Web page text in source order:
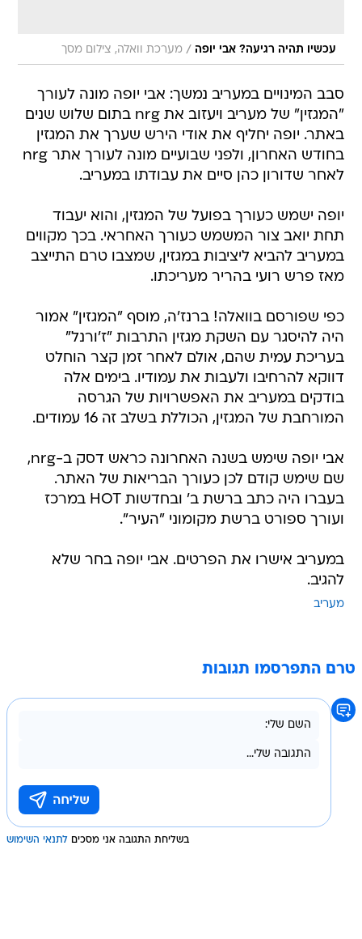
עכשיו תהיה רגיעה? אבי יופה / מערכת וואלה, צילום מסך
סבב המינויים במעריב נמשך: אבי יופה מונה לעורך
"המגזין" של מעריב ויעזוב את nrg בתום שלוש שנים
באתר. יופה יחליף את אודי הירש שערך את המגזין
בחודש האחרון, ולפני שבועיים מונה לעורך אתר nrg
לאחר שדורון כהן סיים את עבודתו במעריב.
יופה ישמש כעורך בפועל של המגזין, והוא יעבוד
תחת יואב צור המשמש כעורך האחראי. בכך מקווים
במעריב להביא ליציבות במגזין, שמצבו טרם התייצב
מאז פרש רועי בהריר מעריכתו.
כפי שפורסם בוואלה! ברנז'ה, מוסף "המגזין" אמור
היה להיסגר עם השקת מגזין התרבות "ז'ורנל"
בעריכת עמית שהם, אולם לאחר זמן קצר הוחלט
דווקא להרחיבו ולעבות את עמודיו. בימים אלה
בודקים במעריב את האפשרויות של הגרסה
המורחבת של המגזין, הכוללת בשלב זה 16 עמודים.
אבי יופה שימש בשנה האחרונה כראש דסק ב-nrg,
שם שימש קודם לכן כעורך הבריאות של האתר.
בעברו היה כתב ברשת ב' ובחדשות HOT במרכז
ועורך ספורט ברשת מקומוני "העיר".
במעריב אישרו את הפרטים. אבי יופה בחר שלא
להגיב.
מעריב
טרם התפרסמו תגובות
בשליחת התגובה אני מסכים לתנאי השימוש